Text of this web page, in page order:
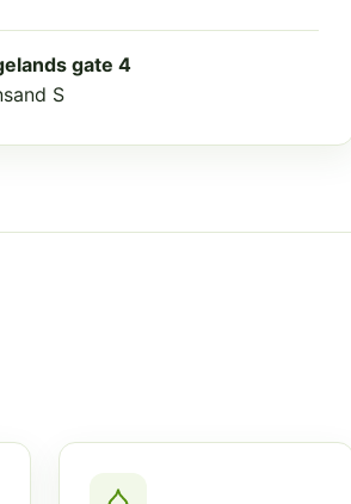
gate 4
S